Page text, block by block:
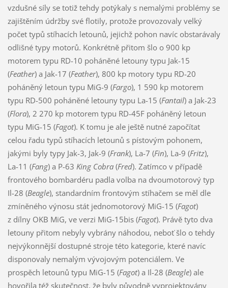
vzdušné síly se totiž tehdy potýkaly s nemalými problémy se
zajištěním údržby své flotily, protože provozovaly velký
počet typů stíhacích letounů, jejichž pohon navíc obstarávaly
odlišné typy motorů. Konkrétně přitom šlo o 900 kp
motorem typu RD-10 poháněné letouny typu Jak-15
(Feather) a Jak-17 (Feather), 800 kp motory typu RD-20
poháněný letoun typu MiG-9 (Fargo), 1 590 kp motorem
typu RD-500 poháněné letouny typu La-15 (Fantail) a Jak-23
(Flora), 2 270 kp motorem typu RD-45F poháněný letoun
typu MiG-15 (Fagot). K tomu je ale ještě nutné započítat
celou řadu typů stíhacích letounů s pístovým pohonem,
jakými byly typy Jak-3, Jak-9 (Frank), La-7 (Fin), La-9 (Fritz),
La-11 (Fang) a P-63 King Cobra(Fred). Zatímco v případě
frontového bombardéru padla volba na dvoumotorový typ
Il-28 (Beagle), standardním frontovým stíhačem se měl dle
zmíněného výnosu stát jednomotorový MiG-15 (Fagot)
z dílny OKB MiG, ve verzi MiG-15bis (Fagot). Právě tyto dva
letouny přitom nebyly vybrány náhodou, neboť šlo o tehdy
nejvýkonnější dostupné stroje této kategorie, které navíc
disponovaly nemalým vývojovým potenciálem. Ve
prospěch letounů typu MiG-15 (Fagot) a Il-28 (Beagle) ale
hovořila též skutečnost, že byly původně vyprojektovány